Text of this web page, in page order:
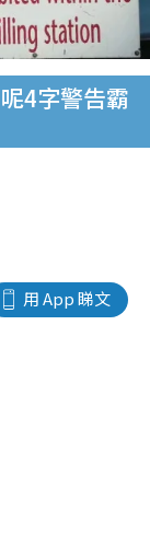
4字警告霸
用 App 睇文